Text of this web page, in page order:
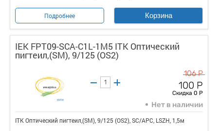
Подробнее Корзина
IEK FPT09-SCA-C1L-1M5 ITK Оптический
пигтеил,(SM), 9/125 (OS2)
106 Р
100 Р
Скидка 0 Р
Нет в наличии
ITK Оптический пигтеил,(SM), 9/125 (OS2), SC/APC, LSZH, 1,5м